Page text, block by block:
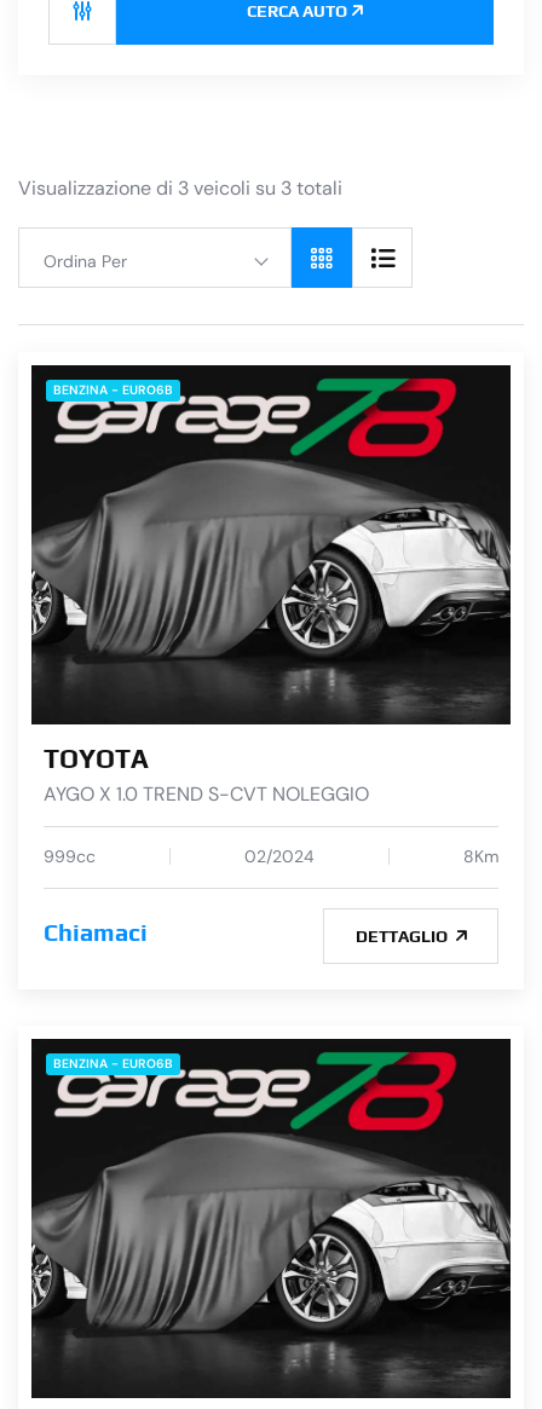
CERCA AUTO
Visualizzazione di 3 veicoli su 3 totali
Ordina Per
BENZINA - EURO6B
TOYOTA
AYGO X 1.0 TREND S-CVT NOLEGGIO
999cc 02/2024 8Km
Chiamaci DETTAGLIO
BENZINA - EURO6B